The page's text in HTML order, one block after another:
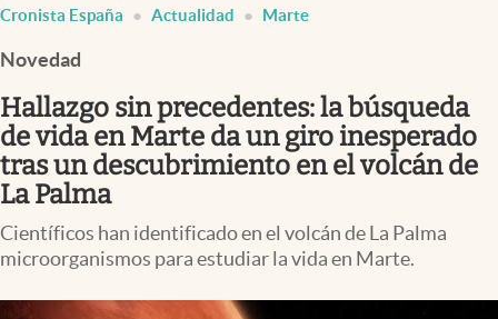
España
Cronista España Actualidad Marte
Novedad
Hallazgo sin precedentes: la búsqueda
de vida en Marte da un giro inesperado
tras un descubrimiento en el volcán de
La Palma
Científicos han identificado en el volcán de La Palma
microorganismos para estudiar la vida en Marte.